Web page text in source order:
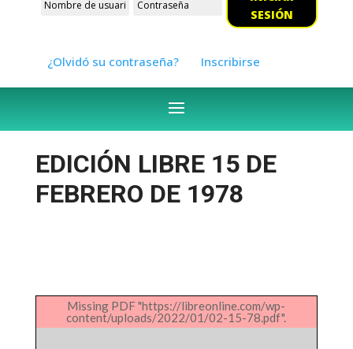
SESIÓN
¿Olvidó su contraseña? Inscribirse
EDICIÓN LIBRE 15 DE
FEBRERO DE 1978
Missing PDF "https://libreonline.com/wp-
content/uploads/2022/01/02-15-78.pdf".